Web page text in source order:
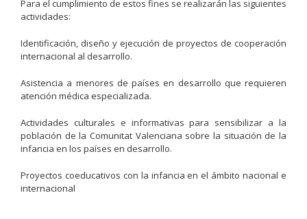
Para el cumplimiento de estos fines se realizarán las siguientes
actividades:
Identificación, diseño y ejecución de proyectos de cooperación
internacional al desarrollo.
Asistencia a menores de países en desarrollo que requieren
atención médica especializada.
Actividades culturales e informativas para sensibilizar a la
población de la Comunitat Valenciana sobre la situación de la
infancia en los países en desarrollo.
Proyectos coeducativos con la infancia en el ámbito nacional e
internacional